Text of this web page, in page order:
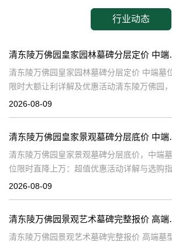
行业动态
清东陵万佛
清东陵万佛园皇家园林墓碑分层定价 中端墓
限时大额让利详解及优惠活动清东陵万佛园，
作为中国历史上著名的皇家陵园之一，承载着
2026-08-09
清东陵万佛园皇
清东陵万佛园皇家景观墓碑分层底价，中端墓
位限时直降上万：超值优惠活动详解与选购指
南☎ 清东陵万佛园电话:400-838-5063清东陵
2026-08-09
清东陵万佛
清东陵万佛园景观艺术墓碑完整报价 高端墓